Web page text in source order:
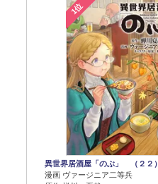
1位
異世界居酒屋「のぶ」 （２２）
漫画 ヴァージニア二等兵